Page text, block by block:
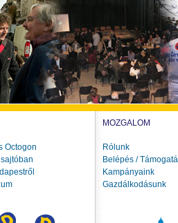
Octogon
MOZGALOM
Rólunk
Belépés /
Kampányaink
Gazdálkodásunk